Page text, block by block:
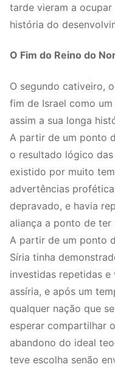
tarde vieram a
história do
O Fim do Reino do
O segundo cativeiro,
fim de Israel como
assim a sua longa
A partir de um ponto
o resultado lógico
existido por muito
advertências
depravado, e havia
aliança a ponto de
A partir de um ponto
Síria tinha
investidas repetidas
assíria, e após um
qualquer nação que
esperar compartilhar
abandono do ideal
teve escolha senão